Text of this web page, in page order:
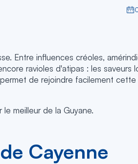
Entre influences créoles,
ravioles d'atipas : les saveurs
de rejoindre facilement
meilleur de la Guyane.
Cayenne